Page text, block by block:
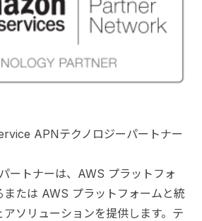
APNテクノロジーパートナー
ートナーは、AWS プラットフォ
または AWS プラットフォームと統
ソリューションを提供します。テ